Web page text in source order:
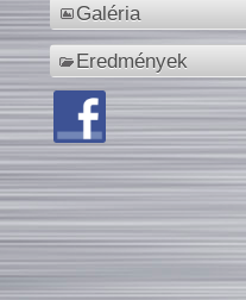
Galéria
Eredmények